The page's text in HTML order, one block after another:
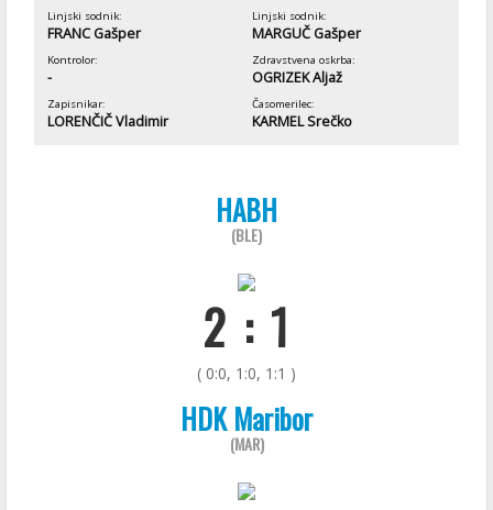
Linjski sodnik:
FRANC Gašper
Linjski sodnik:
MARGUČ Gašper
Kontrolor:
-
Zdravstvena oskrba:
OGRIZEK Aljaž
Zapisnikar:
LORENČIČ Vladimir
Časomerilec:
KARMEL Srečko
HABH
(BLE)
2 : 1
( 0:0, 1:0, 1:1 )
HDK Maribor
(MAR)